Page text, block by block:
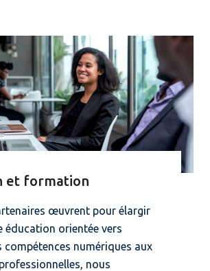
et formation
œuvrent pour élargir
éducation orientée vers
compétences numériques aux
nous